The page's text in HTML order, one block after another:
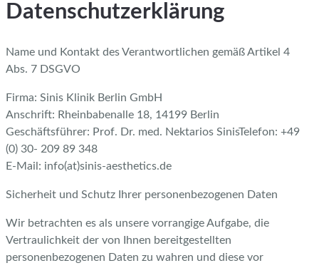
Datenschutzerklärung
Name und Kontakt des Verantwortlichen gemäß Artikel 4
Abs. 7 DSGVO
Firma: Sinis Klinik Berlin GmbH
Anschrift: Rheinbabenalle 18, 14199 Berlin
Geschäftsführer: Prof. Dr. med. Nektarios SinisTelefon: +49
(0) 30- 209 89 348
E-Mail: info(at)sinis-aesthetics.de
Sicherheit und Schutz Ihrer personenbezogenen Daten
Wir betrachten es als unsere vorrangige Aufgabe, die
Vertraulichkeit der von Ihnen bereitgestellten
personenbezogenen Daten zu wahren und diese vor